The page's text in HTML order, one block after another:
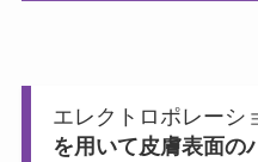
エレクトロポレーシ
を用いて皮膚表面の